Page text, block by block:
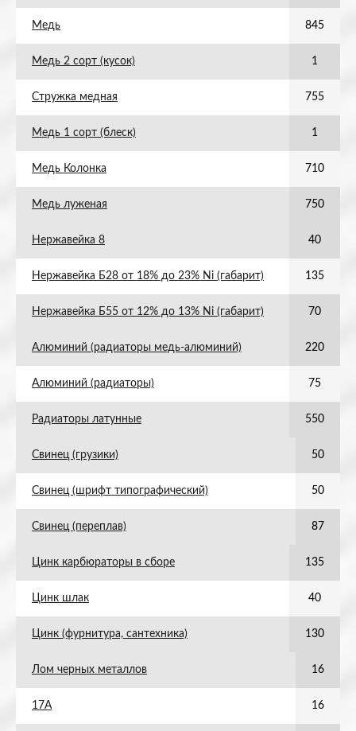
Медь 845
Медь 2 сорт (кусок) 1
Стружка медная 755
Медь 1 сорт (блеск) 1
Медь Колонка 710
Медь луженая 750
Нержавейка 8 40
Нержавейка Б28 от 18% до 23% Ni (габарит) 135
Нержавейка Б55 от 12% до 13% Ni (габарит) 70
Алюминий (радиаторы медь-алюминий) 220
Алюминий (радиаторы) 75
Радиаторы латунные 550
Свинец (грузики) 50
Свинец (шрифт типографический) 50
Свинец (переплав) 87
Цинк карбюраторы в сборе 135
Цинк шлак 40
Цинк (фурнитура, сантехника) 130
Лом черных металлов 16
17А 16